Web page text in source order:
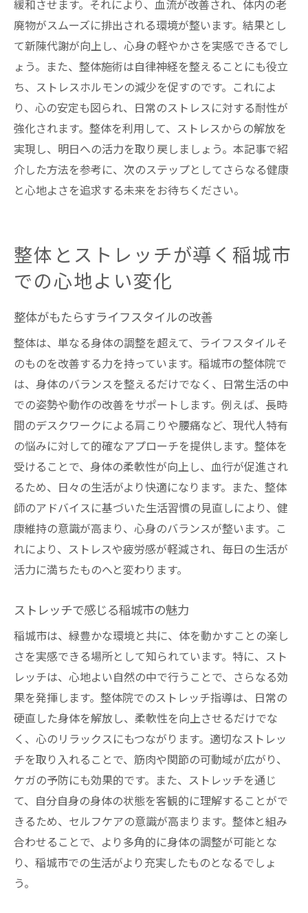
緩和させます。それにより、血流が改善され、体内の老
廃物がスムーズに排出される環境が整います。結果とし
て新陳代謝が向上し、心身の軽やかさを実感できるでし
ょう。また、整体施術は自律神経を整えることにも役立
ち、ストレスホルモンの減少を促すのです。これによ
り、心の安定も図られ、日常のストレスに対する耐性が
強化されます。整体を利用して、ストレスからの解放を
実現し、明日への活力を取り戻しましょう。本記事で紹
介した方法を参考に、次のステップとしてさらなる健康
と心地よさを追求する未来をお待ちください。
整体とストレッチが導く稲城市
での心地よい変化
整体がもたらすライフスタイルの改善
整体は、単なる身体の調整を超えて、ライフスタイルそ
のものを改善する力を持っています。稲城市の整体院で
は、身体のバランスを整えるだけでなく、日常生活の中
での姿勢や動作の改善をサポートします。例えば、長時
間のデスクワークによる肩こりや腰痛など、現代人特有
の悩みに対して的確なアプローチを提供します。整体を
受けることで、身体の柔軟性が向上し、血行が促進され
るため、日々の生活がより快適になります。また、整体
師のアドバイスに基づいた生活習慣の見直しにより、健
康維持の意識が高まり、心身のバランスが整います。こ
れにより、ストレスや疲労感が軽減され、毎日の生活が
活力に満ちたものへと変わります。
ストレッチで感じる稲城市の魅力
稲城市は、緑豊かな環境と共に、体を動かすことの楽し
さを実感できる場所として知られています。特に、スト
レッチは、心地よい自然の中で行うことで、さらなる効
果を発揮します。整体院でのストレッチ指導は、日常の
硬直した身体を解放し、柔軟性を向上させるだけでな
く、心のリラックスにもつながります。適切なストレッ
チを取り入れることで、筋肉や関節の可動域が広がり、
ケガの予防にも効果的です。また、ストレッチを通じ
て、自分自身の身体の状態を客観的に理解することがで
きるため、セルフケアの意識が高まります。整体と組み
合わせることで、より多角的に身体の調整が可能とな
り、稲城市での生活がより充実したものとなるでしょ
う。